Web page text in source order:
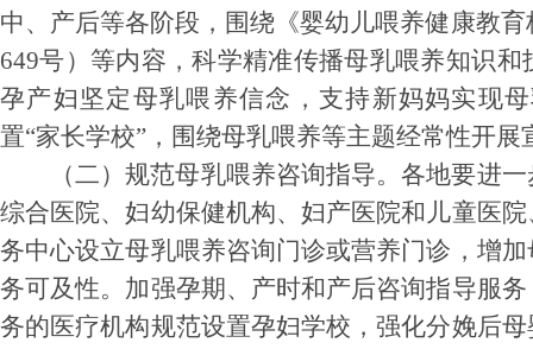
中、产后等各阶段，围绕《婴幼儿喂养健康教
649号）等内容，科学精准传播母乳喂养知识
孕产妇坚定母乳喂养信念，支持新妈妈实现
置“家长学校”，围绕母乳喂养等主题经常性开展
（二）规范母乳喂养咨询指导。各地要进
综合医院、妇幼保健机构、妇产医院和儿童医
务中心设立母乳喂养咨询门诊或营养门诊，增
务可及性。加强孕期、产时和产后咨询指导服
务的医疗机构规范设置孕妇学校，强化分娩后